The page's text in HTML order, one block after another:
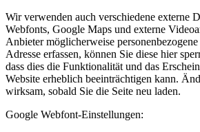
Wir verwenden auch verschiedene externe
Webfonts, Google Maps und externe
Anbieter möglicherweise
Adresse erfassen, können Sie diese hier
dass dies die Funktionalität und das
Website erheblich beeinträchtigen kann.
wirksam, sobald Sie die Seite neu laden.
Google Webfont-Einstellungen: